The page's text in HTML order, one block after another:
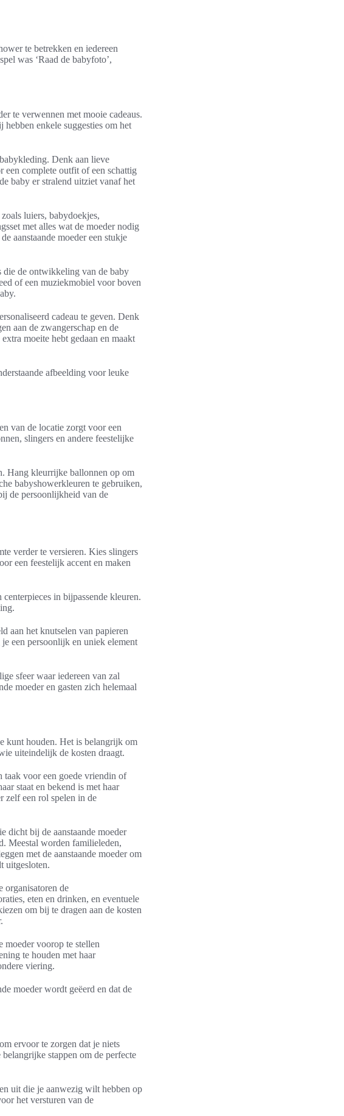
te betrekken en iedereen
was ‘Raad de babyfoto’,
te verwennen met mooie cadeaus.
enkele suggesties om het
Denk aan lieve
een complete outfit of een schattig
baby er stralend uitziet vanaf het
luiers, babydoekjes,
met alles wat de moeder nodig
aanstaande moeder een stukje
die de ontwikkeling van de baby
of een muziekmobiel voor boven
cadeau te geven. Denk
aan de zwangerschap en de
moeite hebt gedaan en maakt
afbeelding voor leuke
van de locatie zorgt voor een
slingers en andere feestelijke
Hang kleurrijke ballonnen op om
babyshowerkleuren te gebruiken,
de persoonlijkheid van de
verder te versieren. Kies slingers
een feestelijk accent en maken
in bijpassende kleuren.
aan het knutselen van papieren
een persoonlijk en uniek element
sfeer waar iedereen van zal
moeder en gasten zich helemaal
kunt houden. Het is belangrijk om
uiteindelijk de kosten draagt.
taak voor een goede vriendin of
staat en bekend is met haar
zelf een rol spelen in de
dicht bij de aanstaande moeder
Meestal worden familieleden,
met de aanstaande moeder om
uitgesloten.
organisatoren de
eten en drinken, en eventuele
om bij te dragen aan de kosten
moeder voorop te stellen
te houden met haar
viering.
moeder wordt geëerd en dat de
ervoor te zorgen dat je niets
belangrijke stappen om de perfecte
uit die je aanwezig wilt hebben op
het versturen van de